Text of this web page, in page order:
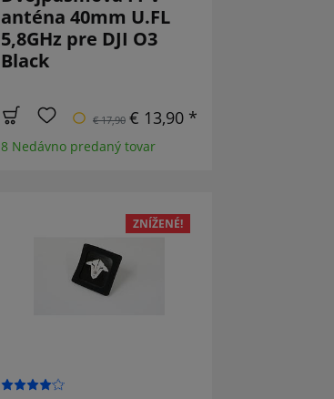
anténa 40mm U.FL
5,8GHz pre DJI O3
Black
€ 17,90 € 13,90 *
8 Nedávno predaný tovar
ZNÍŽENÉ!